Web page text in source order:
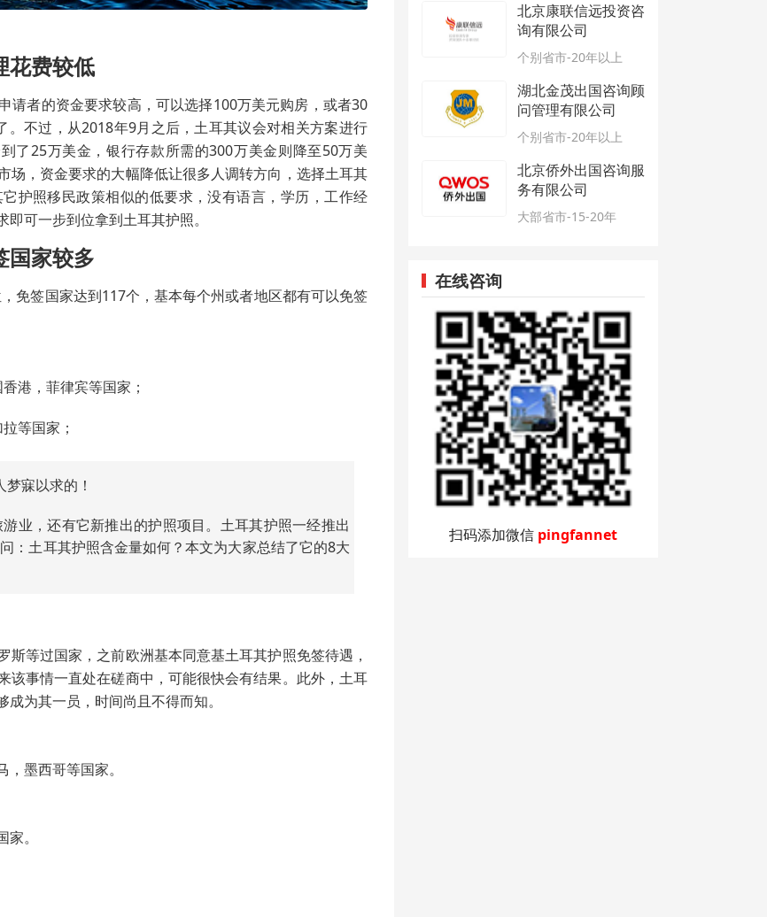
花费较低
请者的资金要求较高，可以选择100万美元购房，或者30
不过，从2018年9月之后，土耳其议会对相关方案进行
了25万美金，银行存款所需的300万美金则降至50万美
场，资金要求的大幅降低让很多人调转方向，选择土耳其
护照移民政策相似的低要求，没有语言，学历，工作经
可一步到位拿到土耳其护照。
国家较多
免签国家达到117个，基本每个州或者地区都有可以免签
港，菲律宾等国家；
等国家；
寐以求的！
业，还有它新推出的护照项目。土耳其护照一经推出
：土耳其护照含金量如何？本文为大家总结了它的8大
等过国家，之前欧洲基本同意基土耳其护照免签待遇，
该事情一直处在磋商中，可能很快会有结果。此外，土耳
为其一员，时间尚且不得而知。
墨西哥等国家。
。
北京康联信远投资咨
询有限公司
个别省市-20年以上
湖北金茂出国咨询顾
问管理有限公司
个别省市-20年以上
北京侨外出国咨询服
务有限公司
大部省市-15-20年
在线咨询
扫码添加微信 pingfannet